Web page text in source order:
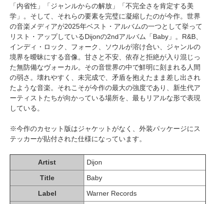
「内省性」「ジャンルからの解放」「不完全さを肯定する美
学」。そして、それらの要素を完璧に凝縮したのが今作。世界
の音楽メディアが2025年ベスト・アルバムの一つとして挙って
リスト・アップしているDijonの2ndアルバム「Baby」。R&B、
インディ・ロック、フォーク、ソウルが溶け合い、ジャンルの
境界を曖昧にする音像。甘さと不安、依存と拒絶が入り混じっ
た無防備なヴォーカル。その音世界の中で鮮明に刻まれる人間
の弱さ。壊れやすく、未完成で、矛盾を抱えたまま差し出され
たような音楽。それこそが今作の最大の強度であり、新生代ア
ーティストたちが向かっている場所を、最もリアルな形で表現
している。
※今作のカセット版はジャケットがなく、外装パッケージにス
テッカーが貼付された仕様になっています。
Artist
Dijon
Title
Baby
Label
Warner Records